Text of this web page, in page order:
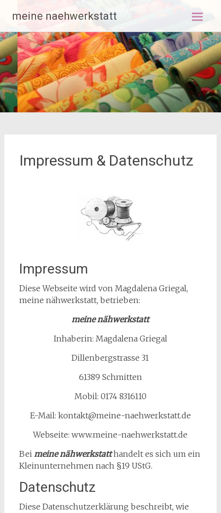
Inhalt
springen
meine naehwerkstatt
Impressum & Datenschutz
Impressum
Diese Webseite wird von Magdalena Griegal,
meine nähwerkstatt, betrieben:
meine nähwerkstatt
Inhaberin: Magdalena Griegal
Dillenbergstrasse 31
61389 Schmitten
Mobil: 0174 8316110
E-Mail: kontakt@meine-naehwerkstatt.de
Webseite: www.meine-naehwerkstatt.de
Bei meine nähwerkstatthandelt es sich um ein
Kleinunternehmen nach §19 UStG.
Datenschutz
Diese Datenschutzerklärung beschreibt, wie